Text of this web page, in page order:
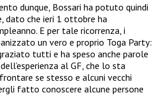
dunque, Bossari ha potuto quindi
dato che ieri 1 ottobre ha
E per tale ricorrenza, i
un vero e proprio Toga Party:
tutti e ha speso anche parole
al GF, che lo sta
se stesso e alcuni vecchi
fatto conoscere alcune persone